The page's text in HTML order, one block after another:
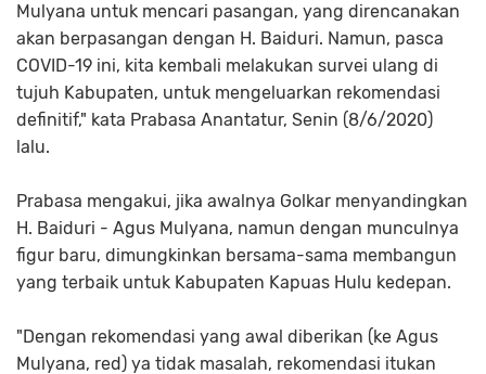
Mulyana untuk mencari pasangan, yang direncanakan
akan berpasangan dengan H. Baiduri. Namun, pasca
COVID-19 ini, kita kembali melakukan survei ulang di
tujuh Kabupaten, untuk mengeluarkan rekomendasi
definitif," kata Prabasa Anantatur, Senin (8/6/2020)
lalu.
Prabasa mengakui, jika awalnya Golkar menyandingkan
H. Baiduri - Agus Mulyana, namun dengan munculnya
figur baru, dimungkinkan bersama-sama membangun
yang terbaik untuk Kabupaten Kapuas Hulu kedepan.
"Dengan rekomendasi yang awal diberikan (ke Agus
Mulyana, red) ya tidak masalah, rekomendasi itukan